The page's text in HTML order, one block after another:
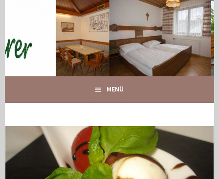
GASTHOF MAURER
IHR GASTHOF IN GLOGGNITZ
MENÜ